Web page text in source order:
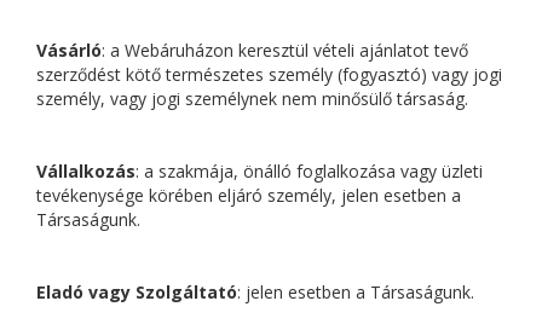
Vásárló: a Webáruházon keresztül vételi ajánlatot tevő
szerződést kötő természetes személy (fogyasztó) vagy jogi
személy, vagy jogi személynek nem minősülő társaság.
Vállalkozás: a szakmája, önálló foglalkozása vagy üzleti
tevékenysége körében eljáró személy, jelen esetben a
Társaságunk.
Eladó vagy Szolgáltató: jelen esetben a Társaságunk.